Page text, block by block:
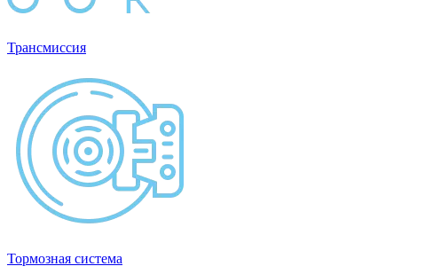
Трансмиссия
Тормозная система